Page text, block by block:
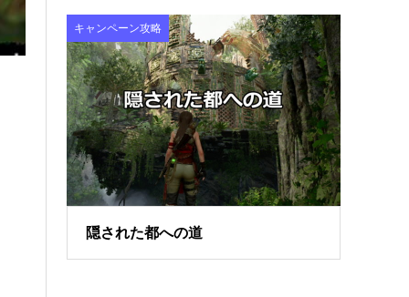
キャンペーン攻略
隠された都への道